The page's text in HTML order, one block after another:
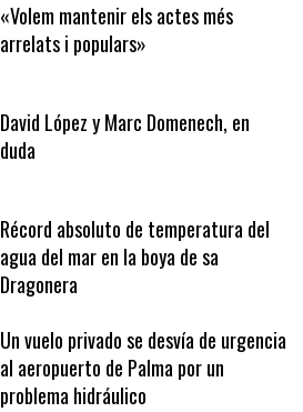
«Volem mantenir els actes més
arrelats i populars»
David López y Marc Domenech, en
duda
Récord absoluto de temperatura del
agua del mar en la boya de sa
Dragonera
Un vuelo privado se desvía de urgencia
al aeropuerto de Palma por un
problema hidráulico